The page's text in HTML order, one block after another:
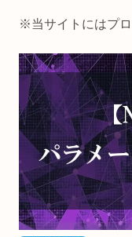
※当サイトにはプロ